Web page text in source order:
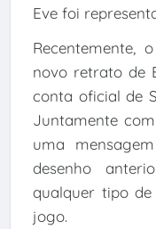
Eve foi
novo retrato de
conta oficial de
Juntamente
uma
desenho
qualquer tipo
jogo.